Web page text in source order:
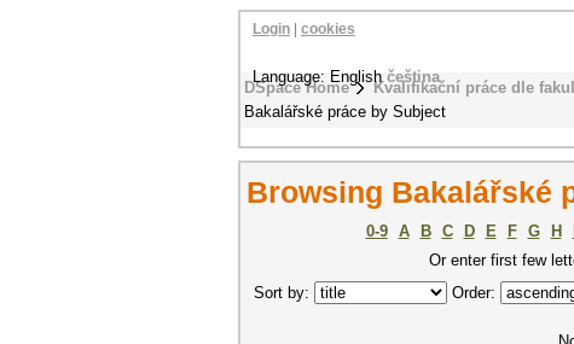
DSpace Home Kvalifikační práce dle
Bakalářské práce by Subject
Login cookies
Language: Englishčeština
Browsing Bakalářské
0-9 A B C D E F G H
Or enter first few
Sort by:
Order: